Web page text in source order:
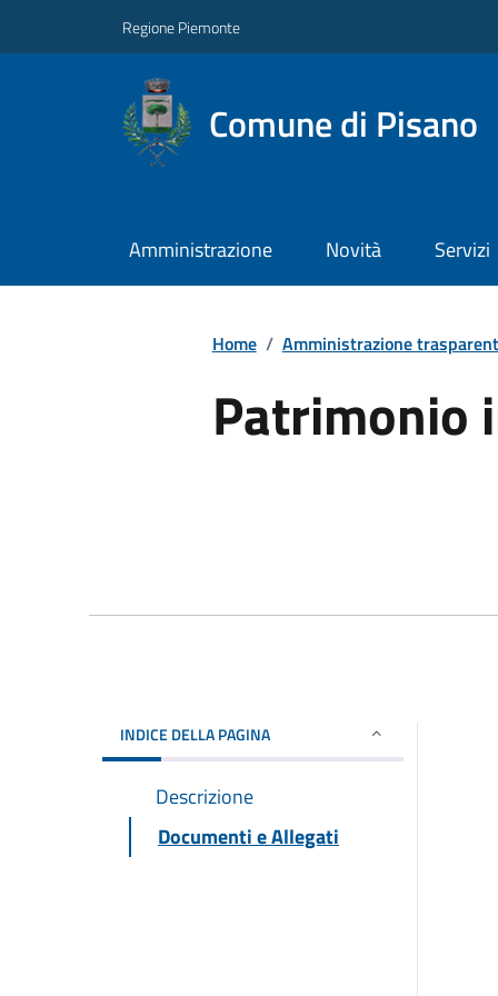
Regione Piemonte
Comune di Pisano
Amministrazione Novità Servizi
Home / Amministrazione
Patrimonio
INDICE DELLA PAGINA
Descrizione
Documenti e Allegati